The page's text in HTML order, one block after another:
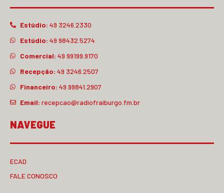
Estúdio: 49 3246.2330
Estúdio: 49 98432.5274
Comercial: 49 99199.9170
Recepção: 49 3246.2507
Financeiro: 49 99841.2907
Email: recepcao@radiofraiburgo.fm.br
NAVEGUE
ECAD
FALE CONOSCO